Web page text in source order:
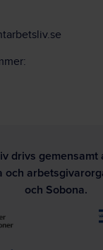
drivs gemensamt
och
och Sobona.